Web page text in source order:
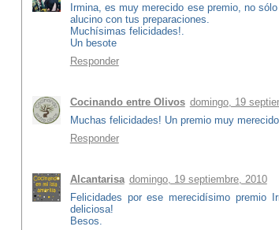
Irmina, es muy merecido ese premio, no
alucino con tus preparaciones.
Muchísimas felicidades!.
Un besote
Responder
Cocinando entre Olivos domingo, 19
Muchas felicidades! Un premio muy
Responder
Alcantarisa domingo, 19 septiembre, 2010
Felicidades por ese merecidísimo premio
deliciosa!
Besos.